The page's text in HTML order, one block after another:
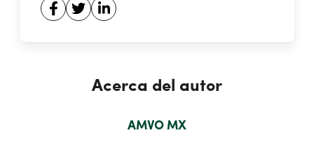
Acerca del autor
AMVO MX